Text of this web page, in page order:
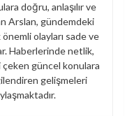
doğru, anlaşılır ve
Arslan, gündemdeki
olayları sade ve
Haberlerinde netlik,
çeken güncel konulara
gelişmeleri